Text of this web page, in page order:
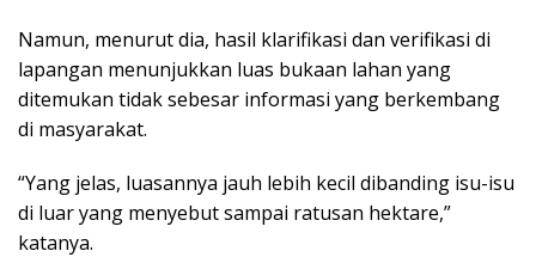
Namun, menurut dia, hasil klarifikasi dan verifikasi di
lapangan menunjukkan luas bukaan lahan yang
ditemukan tidak sebesar informasi yang berkembang
di masyarakat.
“Yang jelas, luasannya jauh lebih kecil dibanding isu-isu
di luar yang menyebut sampai ratusan hektare,”
katanya.